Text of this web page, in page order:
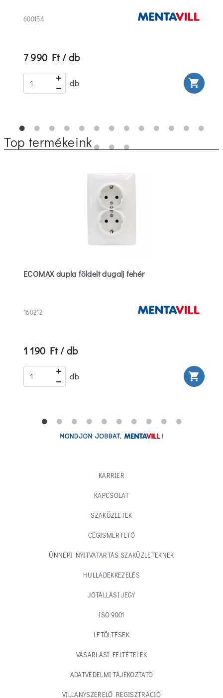
600154
7 990 Ft / db
db shopping_cart
Top termékeink
ECOMAX dupla földelt dugalj fehér
160212
1 190 Ft / db
db shopping_cart
KARRIER
KAPCSOLAT
SZAKÜZLETEK
CÉGISMERTETŐ
ÜNNEPI NYITVATARTÁS SZAKÜZLETEKNEK
HULLADÉKKEZELÉS
JÓTÁLLÁSI JEGY
ISO 9001
LETÖLTÉSEK
VÁSÁRLÁSI FELTÉTELEK
ADATVÉDELMI TÁJÉKOZTATÓ
VILLANYSZERELŐ REGISZTRÁCIÓ